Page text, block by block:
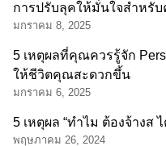
การปรับลุคให้มั่นใจสำห
มกราคม 8, 2025
5 เหตุผลที่คุณควรรู้จัก
ให้ชีวิตคุณสะดวกขึ้น
มกราคม 6, 2025
5 เหตุผล “ทำไม ต้องจ้างส
พฤษภาคม 26, 2024